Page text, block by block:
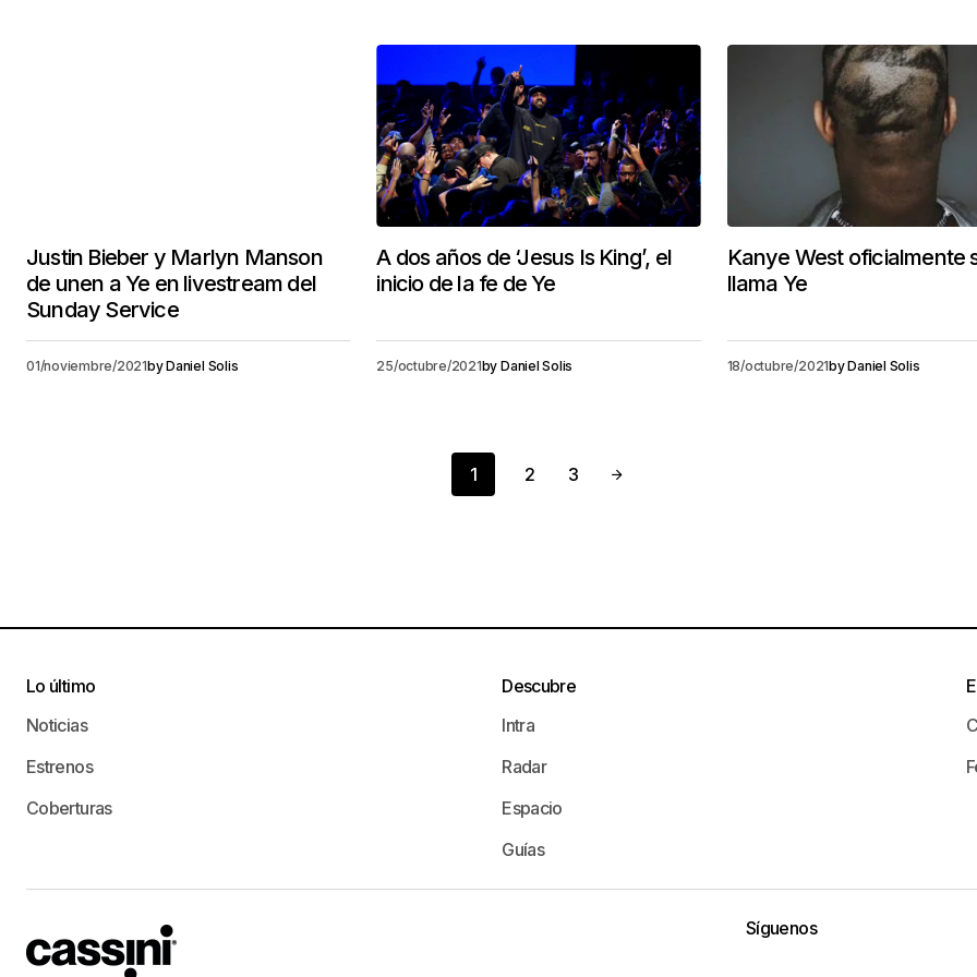
Justin Bieber y Marlyn Manson
de unen a Ye en livestream del
Sunday Service
01/noviembre/2021byDaniel Solis
A dos años de ‘Jesus Is King’, el
inicio de la fe de Ye
25/octubre/2021by Daniel Solis
Kanye West oficialmente
llama Ye
18/octubre/2021byDaniel Solis
1 2 3
Lo último
Noticias
Estrenos
Coberturas
Descubre
Intra
Radar
Espacio
Guías
Síguenos